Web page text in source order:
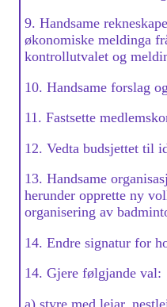
9. Handsame
økonomiske meldinga
kontrollutvalet og
10. Handsame forslag
11. Fastsette
12. Vedta budsjettet til
13. Handsame
herunder opprette ny
organisering av
14. Endre signatur for
14. Gjere følgjande val:
a) styre med leiar,